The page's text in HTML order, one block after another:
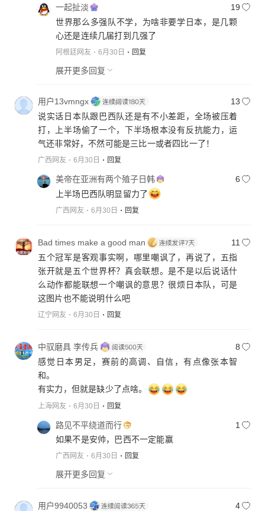
一起扯淡
19
世界那么多强队不学，为啥非要学日本，是几颗
心还是连续几届打到几强了
阿根廷网友 6月30日 回复
展开更多回复
用户13vmngx
13
说实话日本队跟巴西队还是有不小差距，全场被压着
打，上半场偷了一个，下半场根本没有反抗能力，运
气还非常好，不然可能是三比一或者四比一了！
广西网友 6月30日 回复
美帝在亚洲有两个殖子日韩
6
上半场巴西队明显留力了
广西网友 6月30日 回复
Bad times make a good man
11
五个冠军是客观事实啊，哪里嘲讽了，再说了，五指
张开就是五个世界杯？真会联想。是不是以后说话什
么动作都能联想一个嘲讽的意思？很烦日本队，可是
这图片也不能说明什么吧
辽宁网友 6月30日 回复
中驭磨具 李传兵
8
感觉日本男足，赛前的高调、自信，有点像张本智
和。
有实力，但就是缺少了点啥。
上海网友 6月30日 回复
路见不平绕道而行
1
如果不是安帅，巴西不一定能赢
广西网友 6月30日 回复
展开更多回复
用户9940053
4